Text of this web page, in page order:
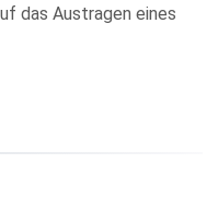
das Austragen eines